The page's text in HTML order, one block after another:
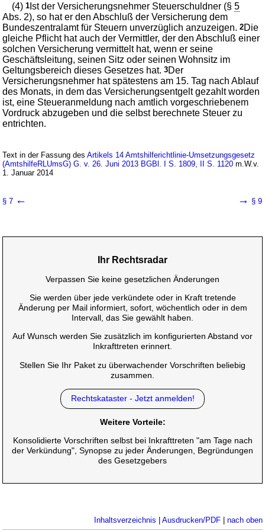
(4)1 Ist der Versicherungsnehmer Steuerschuldner (§5
Abs. 2), so hat er den Abschluß der Versicherung dem
Bundeszentralamt für Steuern unverzüglich anzuzeigen.2Die
gleiche Pflicht hat auch der Vermittler, der den Abschluß einer
solchen Versicherung vermittelt hat, wenn er seine
Geschäftsleitung, seinen Sitz oder seinen Wohnsitz im
Geltungsbereich dieses Gesetzes hat.3Der
Versicherungsnehmer hat spätestens am 15. Tag nach Ablauf
des Monats, in dem das Versicherungsentgelt gezahlt worden
ist, eine Steueranmeldung nach amtlich vorgeschriebenem
Vordruck abzugeben und die selbst berechnete Steuer zu
entrichten.
Text in der Fassung desArtikels 14 Amtshilferichtlinie-Umsetzungsgesetz
(AmtshilfeRLUmsG) G. v. 26. Juni 2013 BGBl. I S. 1809, II S. 1120 m.W.v.
1. Januar 2014
§ 7 ← → § 9
Ihr Rechtsradar
Verpassen Sie keine gesetzlichen Änderungen
Sie werden über jede verkündete oder in Kraft tretende
Änderung per Mail informiert, sofort, wöchentlich oder in dem
Intervall, das Sie gewählt haben.
Auf Wunsch werden Sie zusätzlich im konfigurierten Abstand vor
Inkrafttreten erinnert.
Stellen Sie Ihr Paket zu überwachender Vorschriften beliebig
zusammen.
Rechtskataster - Jetzt anmelden!
Weitere Vorteile:
Konsolidierte Vorschriften selbst bei Inkrafttreten "am Tage nach
der Verkündung", Synopse zu jeder Änderungen, Begründungen
des Gesetzgebers
Inhaltsverzeichnis Ausdrucken/PDF| nach oben